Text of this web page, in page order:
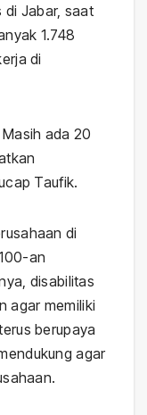
di Jabar, saat
1.748
di
ada 20
Taufik.
di
an
disabilitas
agar memiliki
berupaya
agar